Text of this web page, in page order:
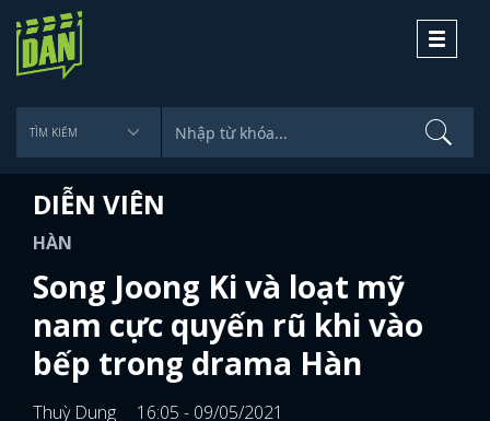
Toggle
DIỄN VIÊN
HÀN
Song Joong Ki và loạt mỹ
nam cực quyến rũ khi vào
bếp trong drama Hàn
Thuỳ Dung
16:05 - 09/05/2021